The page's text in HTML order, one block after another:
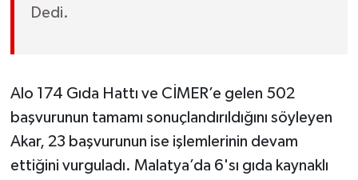
Dedi.
Alo 174 Gıda Hattı ve CİMER’e gelen 502
başvurunun tamamı sonuçlandırıldığını söyleyen
Akar, 23 başvurunun ise işlemlerinin devam
ettiğini vurguladı. Malatya’da 6'sı gıda kaynaklı